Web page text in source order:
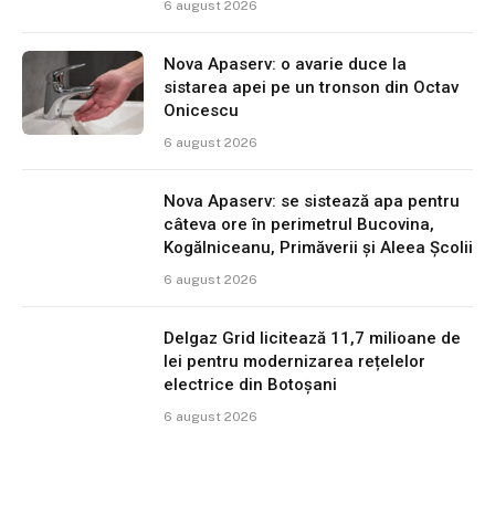
6 august 2026
Nova Apaserv: o avarie duce la
sistarea apei pe un tronson din Octav
Onicescu
6 august 2026
Nova Apaserv: se sistează apa pentru
câteva ore în perimetrul Bucovina,
Kogălniceanu, Primăverii și Aleea Școlii
6 august 2026
Delgaz Grid licitează 11,7 milioane de
lei pentru modernizarea rețelelor
electrice din Botoșani
6 august 2026